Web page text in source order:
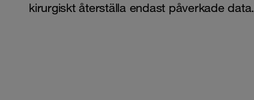
kirurgiskt återställa endast påverkade data.